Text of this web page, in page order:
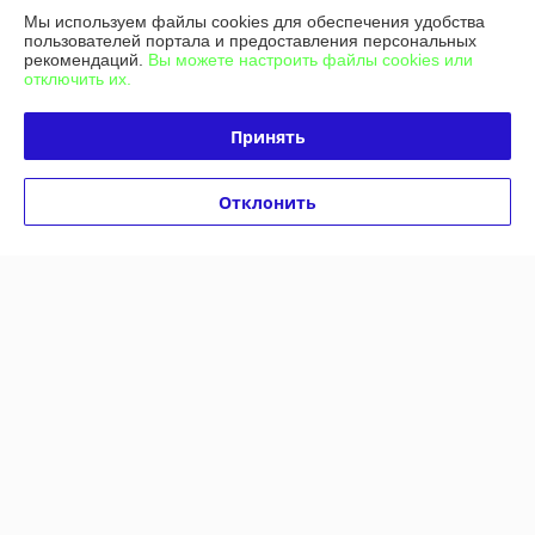
Полная версия сайта
Политика обработки cookies
Сайт создан на платформе Deal.by
Мы используем файлы cookies для обеспечения удобства
пользователей портала и предоставления персональных
рекомендаций. Вы можете настроить файлы cookies или
отключить их.
Принять
Отклонить